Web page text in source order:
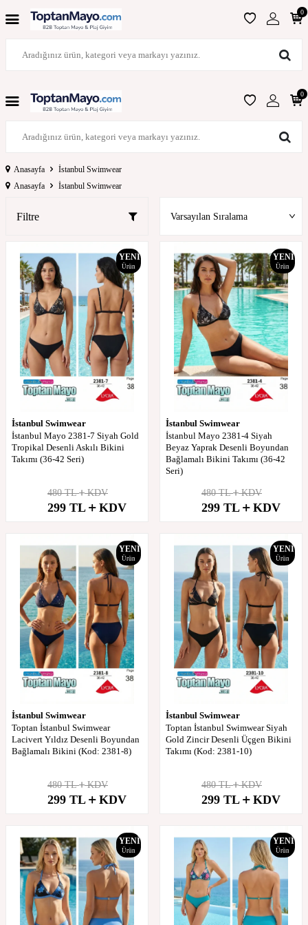
0
0
Anasayfa
İstanbul Swimwear
Anasayfa
İstanbul Swimwear
Filtre
YENI
Ürün
İstanbul Swimwear
İstanbul Mayo 2381-7 Siyah Gold
Tropikal Desenli Askılı Bikini
Takımı (36-42 Seri)
480TL KDV
299 TL KDV
YENI
Ürün
İstanbul Swimwear
İstanbul Mayo 2381-4 Siyah
Beyaz Yaprak Desenli Boyundan
Bağlamalı Bikini Takımı (36-42
Seri)
480TL KDV
299 TL KDV
YENI
Ürün
İstanbul Swimwear
Toptan İstanbul Swimwear
Lacivert Yıldız Desenli Boyundan
Bağlamalı Bikini (Kod: 2381-8)
480TL KDV
299 TL KDV
YENI
Ürün
İstanbul Swimwear
Toptan İstanbul Swimwear Siyah
Gold Zincir Desenli Üçgen Bikini
Takımı (Kod: 2381-10)
480TL KDV
299 TL KDV
YENI
Ürün
YENI
Ürün